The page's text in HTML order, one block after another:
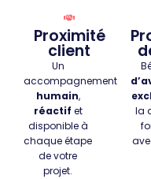
Proximité
client
Un
accompagnement
humain,
réactif et
disponible à
chaque étape
de votre
projet.
la